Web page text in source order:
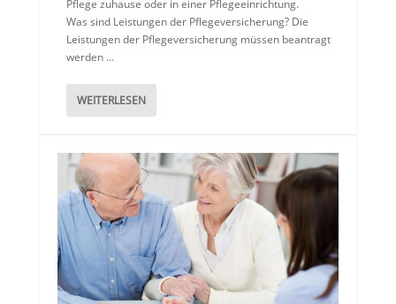
Pflege zuhause oder in einer Pflegeeinrichtung.
Was sind Leistungen der Pflegeversicherung? Die
Leistungen der Pflegeversicherung müssen beantragt
werden …
WEITERLESEN